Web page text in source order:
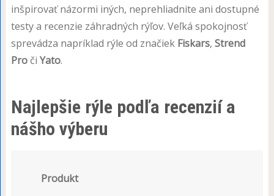
inšpirovať názormi iných, neprehliadnite ani dostupné
testy a recenzie záhradných rýľov. Veľká spokojnosť
sprevádza napríklad rýle od značiek Fiskars, Strend
Proči Yato.
Najlepšie rýle podľa recenzií a
nášho výberu
Produkt